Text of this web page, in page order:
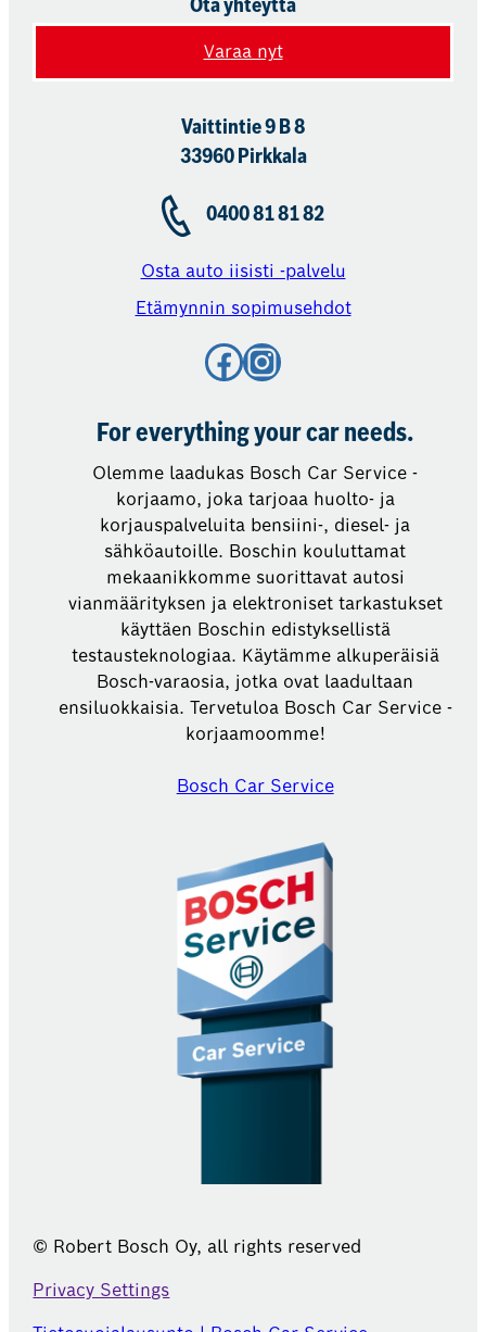
Ota yhteyttä
Varaa nyt
Vaittintie 9 B 8
33960 Pirkkala
0400 81 81 82
Osta auto iisisti -palvelu
Etämynnin sopimusehdot
Facebook Instagram
For everything your car needs.
Olemme laadukas Bosch Car Service -
korjaamo, joka tarjoaa huolto- ja
korjauspalveluita bensiini-, diesel- ja
sähköautoille. Boschin kouluttamat
mekaanikkomme suorittavat autosi
vianmäärityksen ja elektroniset tarkastukset
käyttäen Boschin edistyksellistä
testausteknologiaa. Käytämme alkuperäisiä
Bosch-varaosia, jotka ovat laadultaan
ensiluokkaisia. Tervetuloa Bosch Car Service -
korjaamoomme!
Bosch Car Service
© Robert Bosch Oy, all rights reserved
Privacy Settings